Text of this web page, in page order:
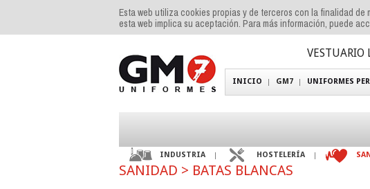
Esta web utiliza cookies propias y de terceros con la finalidad
esta web implica su aceptación. Para más información, puede
VESTUARIO
INICIO GM7 UNIFORMES
INDUSTRIA HOSTELERÍA
SANIDAD > BATAS BLANCAS